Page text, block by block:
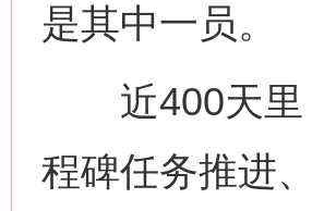
是其中一员。
近400天里
程碑任务推进